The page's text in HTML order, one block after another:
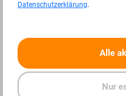
«
Datenschutzerklärung.
Alle
Nur